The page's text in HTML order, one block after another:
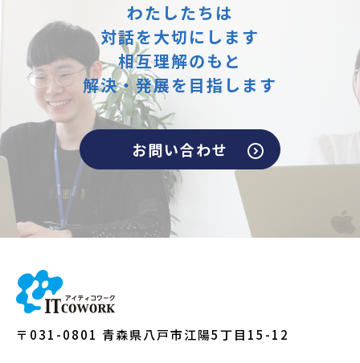
わたしたちは
対話を大切にします
相互理解のもと
解決・発展を目指します
お問い合わせ
〒031-0801 青森県八戸市江陽5丁目15-12